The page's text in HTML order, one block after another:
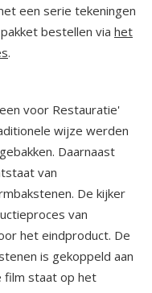
een serie tekeningen
bestellen via het
.
voor Restauratie'
wijze werden
Daarnaast
van
De kijker
van
het eindproduct. De
is gekoppeld aan
film staat op het